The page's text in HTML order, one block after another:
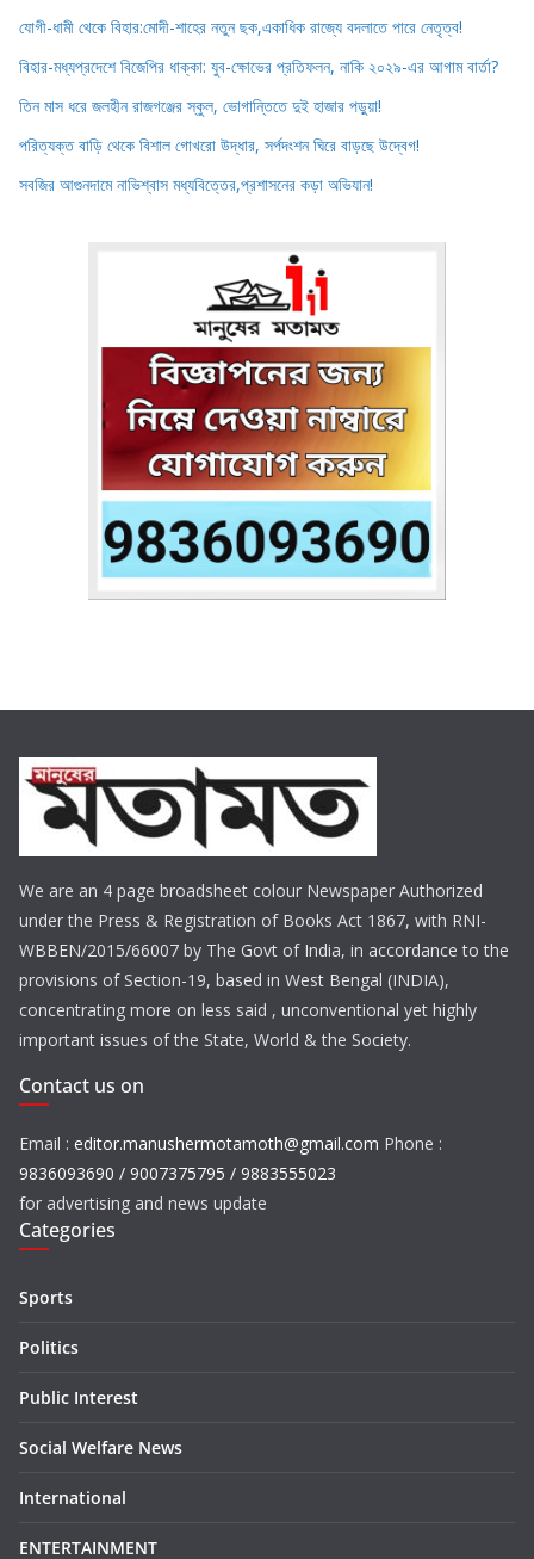
যোগী-ধামী থেকে বিহার:মোদী-শাহের নতুন ছক,একাধিক রাজ্যে বদলাতে পারে নেতৃত্ব!
বিহার-মধ্যপ্রদেশে বিজেপির ধাক্কা: যুব-ক্ষোভের প্রতিফলন, নাকি ২০২৯-এর আগাম বার্তা?
তিন মাস ধরে জলহীন রাজগঞ্জের স্কুল, ভোগান্তিতে দুই হাজার পড়ুয়া!
পরিত্যক্ত বাড়ি থেকে বিশাল গোখরো উদ্ধার, সর্পদংশন ঘিরে বাড়ছে উদ্বেগ!
সবজির আগুনদামে নাভিশ্বাস মধ্যবিত্তের,প্রশাসনের কড়া অভিযান!
We are an 4 page broadsheet colour Newspaper Authorized
under the Press & Registration of Books Act 1867, with RNI-
WBBEN/2015/66007 by The Govt of India, in accordance to the
provisions of Section-19, based in West Bengal (INDIA),
concentrating more on less said , unconventional yet highly
important issues of the State, World & the Society.
Contact us on
Email : editor.manushermotamoth@gmail.com Phone :
9836093690 / 9007375795 / 9883555023
for advertising and news update
Categories
Sports
Politics
Public Interest
Social Welfare News
International
ENTERTAINMENT